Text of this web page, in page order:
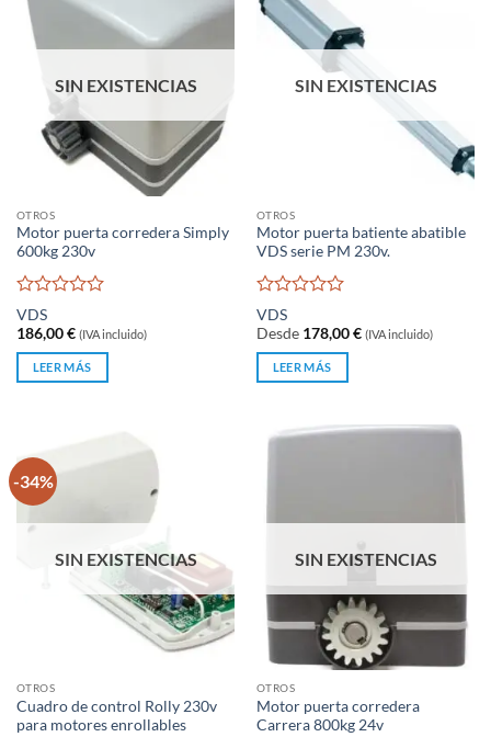
SIN EXISTENCIAS
OTROS
Motor puerta corredera Simply
600kg 230v
Valorado
con
0
5
VDS
186,00€ (IVA incluido)
LEER MÁS
SIN EXISTENCIAS
OTROS
Motor puerta batiente abatible
VDS serie PM 230v.
Valorado
con
0
5
VDS
Desde 178,00€ (IVA incluido)
LEER MÁS
-34%
SIN EXISTENCIAS
OTROS
Cuadro de control Rolly 230v
para motores enrollables
SIN EXISTENCIAS
OTROS
Motor puerta corredera
Carrera 800kg 24v